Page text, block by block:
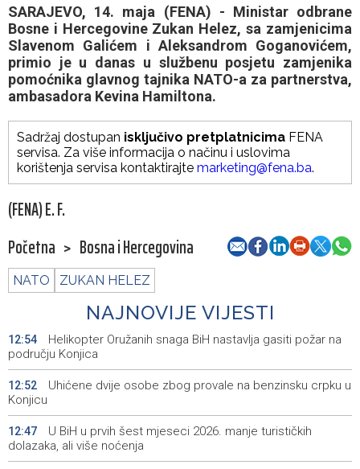
SARAJEVO, 14. maja (FENA) - Ministar odbrane
Bosne i Hercegovine Zukan Helez, sa zamjenicima
Slavenom Galićem i Aleksandrom Goganovićem,
primio je u danas u službenu posjetu zamjenika
pomoćnika glavnog tajnika NATO-a za partnerstva,
ambasadora Kevina Hamiltona.
Sadržaj dostupan isključivo pretplatnicima FENA
servisa. Za više informacija o načinu i uslovima
korištenja servisa kontaktirajte marketing@fena.ba.
(FENA) E. F.
Početna > Bosna i Hercegovina
NATO ZUKAN HELEZ
NAJNOVIJE VIJESTI
12:54
Helikopter Oružanih snaga BiH nastavlja gasiti požar na
području Konjica
12:52
Uhićene dvije osobe zbog provale na benzinsku crpku u
Konjicu
12:47
U BiH u prvih šest mjeseci 2026. manje turističkih
dolazaka, ali više noćenja